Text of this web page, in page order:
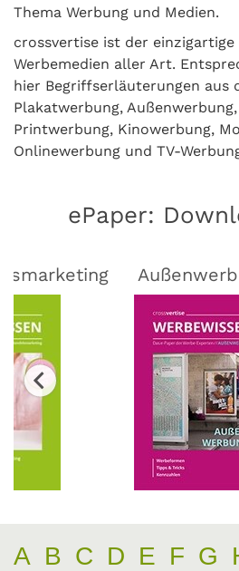
Thema Werbung und Medien.
crossvertise ist der
Werbemedien aller Art.
hier Begriffserläuterungen aus
Plakatwerbung,
Printwerbung, Kinowerbung,
Onlinewerbung und TV-
ePaper:
A B C D E F G